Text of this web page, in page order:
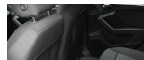
messaggi di posta elettronica
tempo meno rapidi.
Possibilità di consegna anche a domicilio
attrezzato - il costo di questo servizio
chilometri di percorrenza. Contattateci
informazioni, grazie. We speak English.